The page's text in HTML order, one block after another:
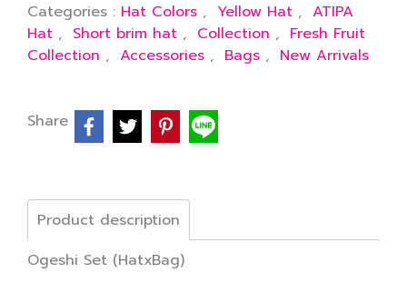
Categories : Hat Colors , Yellow Hat , ATIPA
Hat , Short brim hat , Collection , Fresh Fruit
Collection , Accessories , Bags , New Arrivals
Share
Product description
Ogeshi Set (HatxBag)